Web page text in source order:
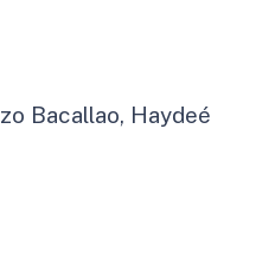
Bacallao, Haydeé